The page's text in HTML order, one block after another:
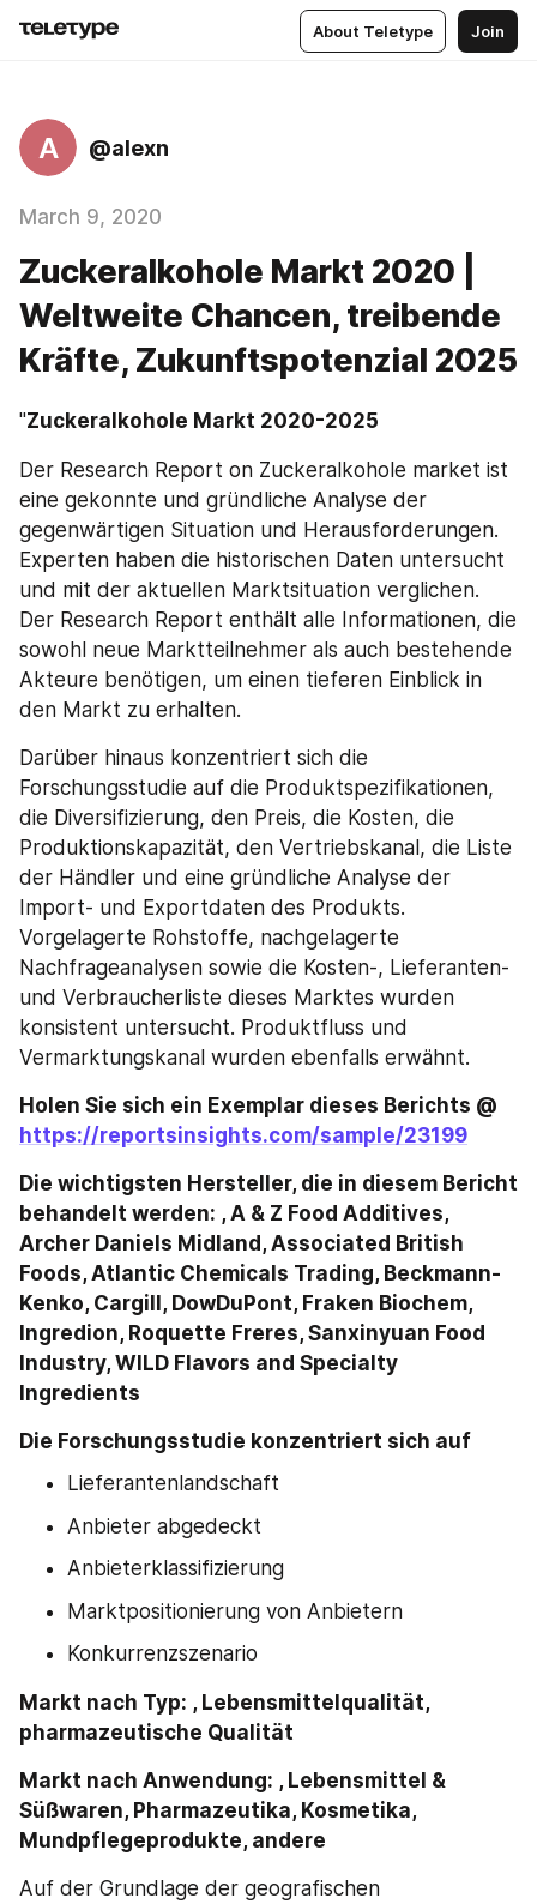
About Teletype Join
A @alexn
March 9, 2020
Zuckeralkohole Markt 2020 |
Weltweite Chancen, treibende
Kräfte, Zukunftspotenzial 2025
"Zuckeralkohole Markt 2020-2025
Der Research Report on Zuckeralkohole market ist
eine gekonnte und gründliche Analyse der
gegenwärtigen Situation und Herausforderungen.
Experten haben die historischen Daten untersucht
und mit der aktuellen Marktsituation verglichen.
Der Research Report enthält alle Informationen, die
sowohl neue Marktteilnehmer als auch bestehende
Akteure benötigen, um einen tieferen Einblick in
den Markt zu erhalten.
Darüber hinaus konzentriert sich die
Forschungsstudie auf die Produktspezifikationen,
die Diversifizierung, den Preis, die Kosten, die
Produktionskapazität, den Vertriebskanal, die Liste
der Händler und eine gründliche Analyse der
Import- und Exportdaten des Produkts.
Vorgelagerte Rohstoffe, nachgelagerte
Nachfrageanalysen sowie die Kosten-, Lieferanten-
und Verbraucherliste dieses Marktes wurden
konsistent untersucht. Produktfluss und
Vermarktungskanal wurden ebenfalls erwähnt.
https://reportsinsights.com/sample/23199
Die wichtigsten Hersteller, die in diesem Bericht
behandelt werden: , A & Z Food Additives,
Archer Daniels Midland, Associated British
Foods, Atlantic Chemicals Trading, Beckmann-
Kenko, Cargill, DowDuPont, Fraken Biochem,
Ingredion, Roquette Freres, Sanxinyuan Food
Industry, WILD Flavors and Specialty
Ingredients
Die Forschungsstudie konzentriert sich auf
Lieferantenlandschaft
Anbieter abgedeckt
Anbieterklassifizierung
Marktpositionierung von Anbietern
Konkurrenzszenario
Markt nach Typ: , Lebensmittelqualität,
pharmazeutische Qualität
Markt nach Anwendung: , Lebensmittel &
Süßwaren, Pharmazeutika, Kosmetika,
Mundpflegeprodukte, andere
Auf der Grundlage der geografischen